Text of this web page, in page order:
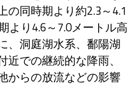
の同時期より約2.3～4.1
より4.6～7.0メートル高
、洞庭湖水系、鄱陽湖
での継続的な降雨、
からの放流などの影響